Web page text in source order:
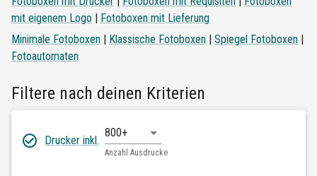
mit eigenem Logo
Fotoboxen mit Lieferung
Minimale Fotoboxen | Klassische Fotoboxen | Spiegel Fotoboxen |
Fotoautomaten
Filtere nach deinen Kriterien
Drucker inkl.
800+
Anzahl Ausdrucke